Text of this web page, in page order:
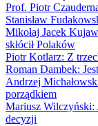
Prof. Piotr
Stanisław
Mikołaj Jacek
skłócił Polaków
Piotr Kotlarz: Z
Roman Dambek:
Andrzej
porządkiem
Mariusz Wilczyński:
decyzji